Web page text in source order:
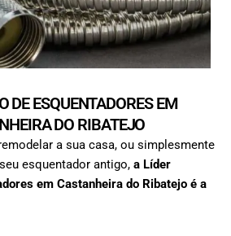
DE ESQUENTADORES EM
DO RIBATEJO
a sua casa, ou simplesmente
esquentador antigo, a Líder
em Castanheira do Ribatejo é a